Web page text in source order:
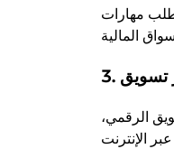
مهارات
3. تسويق
الرقمي،